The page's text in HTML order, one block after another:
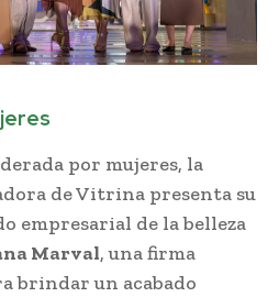
por mujeres, la
de Vitrina presenta su
empresarial de la belleza
Marval, una firma
brindar un acabado